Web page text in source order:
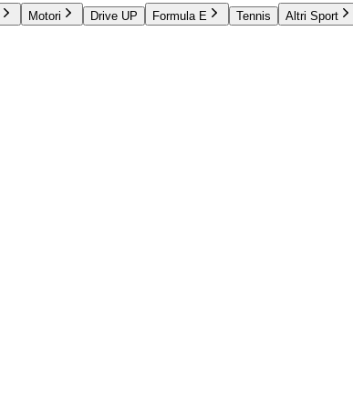
Motori Drive UP Formula E Tennis Altri Sport